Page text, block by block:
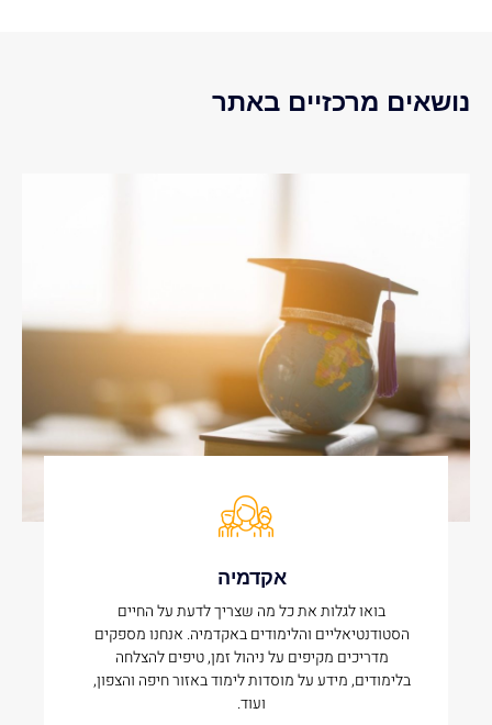
נושאים מרכזיים באתר
אקדמיה
בואו לגלות את כל מה שצריך לדעת על החיים
הסטודנטיאליים והלימודים באקדמיה. אנחנו מספקים
מדריכים מקיפים על ניהול זמן, טיפים להצלחה
בלימודים, מידע על מוסדות לימוד באזור חיפה והצפון,
ועוד.